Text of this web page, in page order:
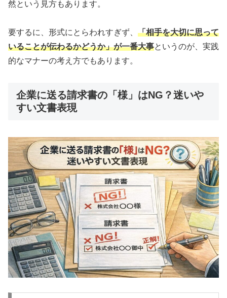
然という見方もあります。
要するに、形式にとらわれすぎず、 「相手を大切に思って
いることが伝わるかどうか」が一番大事というのが、実践
的なマナーの考え方でもあります。
企業に送る請求書の「様」はNG？迷いや
すい文書表現